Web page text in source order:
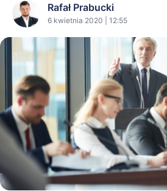
Rafał Prabucki
6 kwietnia 2020 | 12:55